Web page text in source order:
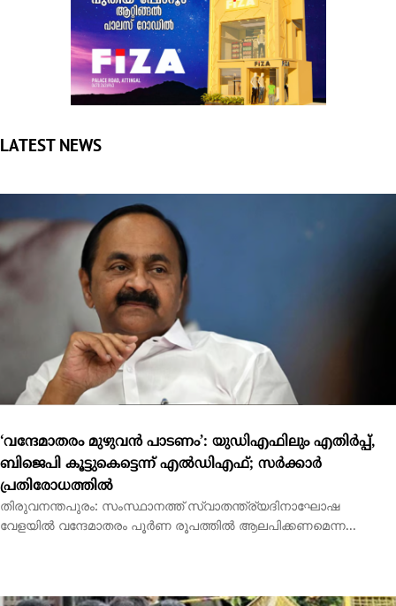
‘വന്ദേമാതരം മുഴുവന്‍ പാടണം’: യുഡിഎഫിലും എതിര്‍പ്പ്,
ബിജെപി കൂട്ടുകെട്ടെന്ന് എല്‍ഡിഎഫ്; സര്‍ക്കാര്‍
പ്രതിരോധത്തില്‍
തിരുവനന്തപുരം: സംസ്ഥാനത്ത് സ്വാതന്ത്ര്യദിനാഘോഷ
വേളയില്‍ വന്ദേമാതരം പൂര്‍ണ രൂപത്തില്‍ ആലപിക്കണമെന്ന...